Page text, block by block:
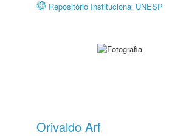
Repositório Institucional UNESP
Orivaldo Arf